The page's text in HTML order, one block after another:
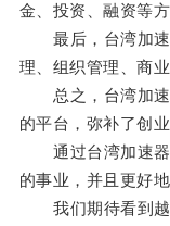
金、投资、融资等方
最后，台湾加速
理、组织管理、商业
总之，台湾加速
的平台，弥补了创
通过台湾加速器
的事业，并且更好
我们期待看到越